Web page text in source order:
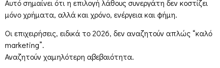
Αυτό σημαίνει ότι η επιλογή λάθους συνεργάτη δεν κοστίζει
μόνο χρήματα, αλλά και χρόνο, ενέργεια και φήμη.
Οι επιχειρήσεις, ειδικά το 2026, δεν αναζητούν απλώς “καλό
marketing”.
Αναζητούν χαμηλότερη αβεβαιότητα.